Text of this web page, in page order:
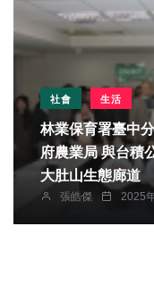
社會 生活
林業保育署臺中
府農業局 與台積
大肚山生態廊道
張皓傑 2025